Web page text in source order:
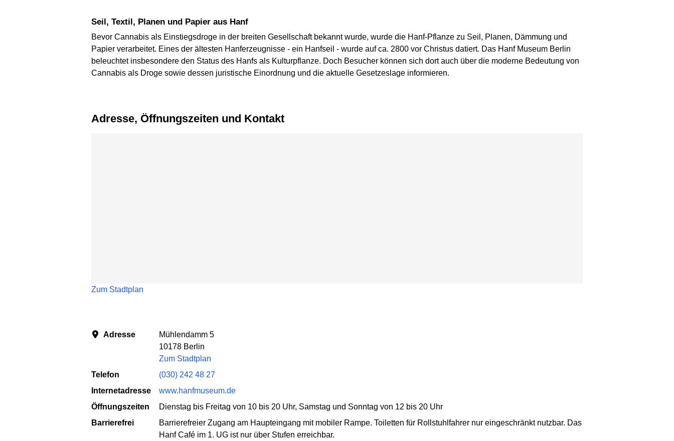
Seil, Textil, Planen und Papier aus Hanf
Bevor Cannabis als Einstiegsdroge in der breiten Gesellschaft bekannt wurde, wurde die Hanf-Pflanze zu Seil, Planen, Dämmung und
Papier verarbeitet. Eines der ältesten Hanferzeugnisse - ein Hanfseil - wurde auf ca. 2800 vor Christus datiert. Das Hanf Museum Berlin
beleuchtet insbesondere den Status des Hanfs als Kulturpflanze. Doch Besucher können sich dort auch über die moderne Bedeutung von
Cannabis als Droge sowie dessen juristische Einordnung und die aktuelle Gesetzeslage informieren.
Adresse, Öffnungszeiten und Kontakt
Zum Stadtplan
Adresse
Mühlendamm 5
10178 Berlin
Zum Stadtplan
Telefon
(030) 242 48 27
Internetadresse
www.hanfmuseum.de
Öffnungszeiten
Dienstag bis Freitag von 10 bis 20 Uhr, Samstag und Sonntag von 12 bis 20 Uhr
Barrierefrei
Barrierefreier Zugang am Haupteingang mit mobiler Rampe. Toiletten für Rollstuhlfahrer nur eingeschränkt nutzbar. Das
Hanf Café im 1. UG ist nur über Stufen erreichbar.